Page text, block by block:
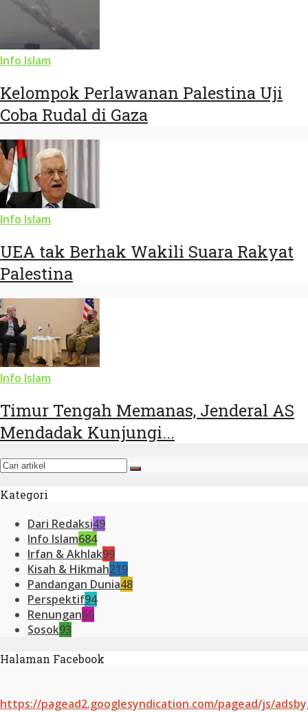
Info Islam
Kelompok Perlawanan Palestina Uji
Coba Rudal di Gaza
Info Islam
UEA tak Berhak Wakili Suara Rakyat
Palestina
Info Islam
Timur Tengah Memanas, Jenderal AS
Mendadak Kunjungi...
Kategori
Dari Redaksi49
Info Islam684
Irfan & Akhlak99
Kisah & Hikmah219
Pandangan Dunia48
Perspektif94
Renungan66
Sosok93
Halaman Facebook
https://pagead2.googlesyndication.com/pagead/js/